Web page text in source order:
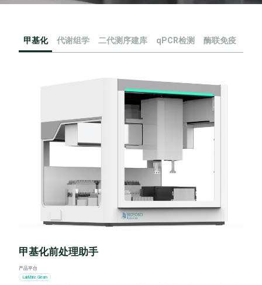
甲基化 代谢组学 二代测序建库 qPCR检测 酶联免疫
甲基化前处理助手
产品平台
LabMate Gleam